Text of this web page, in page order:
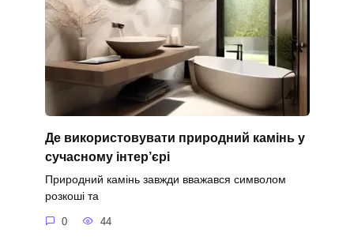
Де використовувати природний камінь у
сучасному інтер’єрі
Природний камінь завжди вважався символом
розкоші та
0 44